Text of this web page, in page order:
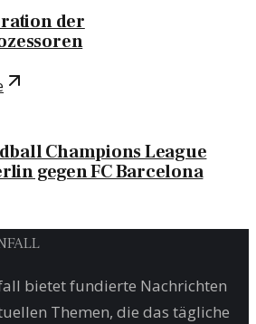
der
Champions League
gegen FC Barcelona
bietet fundierte Nachrichten
Themen, die das tägliche